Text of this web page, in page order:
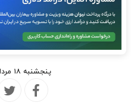
پنجشنبه ۱۸ مرداد ۱۳۸۶ - ۰۰:۰۰